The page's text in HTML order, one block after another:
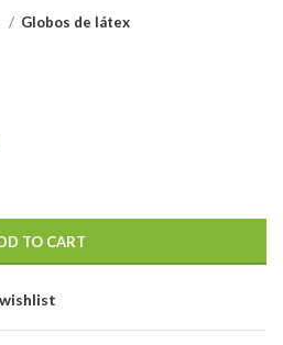
Globos de látex
TO CART